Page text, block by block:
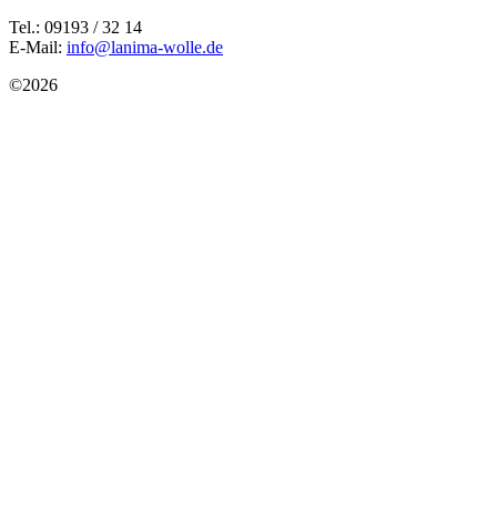
Tel.: 09193 / 32 14
E-Mail: info@lanima-wolle.de
©2026